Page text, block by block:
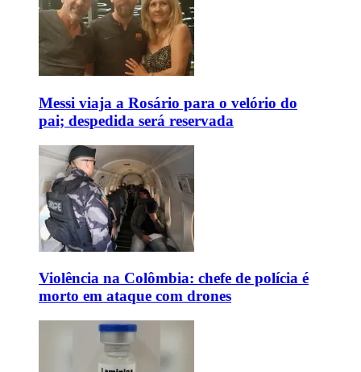
Messi viaja a Rosário para o velório do
pai; despedida será reservada
Violência na Colômbia: chefe de polícia é
morto em ataque com drones